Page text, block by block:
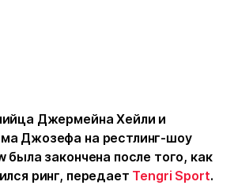
Джермейна Хейли и
Джозефа на рестлинг-шоу
была закончена после того, как
ринг, передает Tengri Sport.